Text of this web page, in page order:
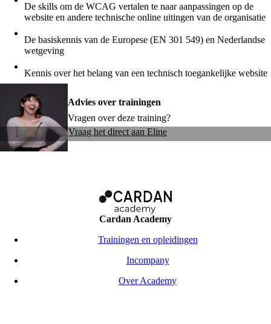
De skills om de WCAG vertalen te naar aanpassingen op de
website en andere technische online uitingen van de organisatie
De basiskennis van de Europese (EN 301 549) en Nederlandse
wetgeving
Kennis over het belang van een technisch toegankelijke website
Advies over trainingen
Vragen over deze training?
Vraag het direct aan Eline
Cardan Academy
Trainingen en opleidingen
Incompany
Over Academy